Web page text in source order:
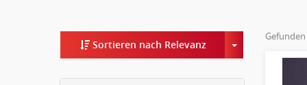
Sortieren nach Relevanz Toggle